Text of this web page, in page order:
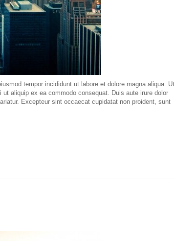
tempor incididunt ut labore et dolore magna aliqua. Ut
aliquip ex ea commodo consequat. Duis aute irure dolor
Excepteur sint occaecat cupidatat non proident, sunt